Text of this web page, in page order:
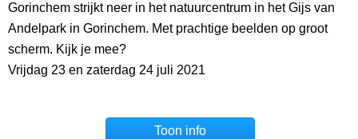
Gorinchem strijkt neer in het natuurcentrum in het Gijs van
Andelpark in Gorinchem. Met prachtige beelden op groot
scherm. Kijk je mee?
Vrijdag 23 en zaterdag 24 juli 2021
Toon info